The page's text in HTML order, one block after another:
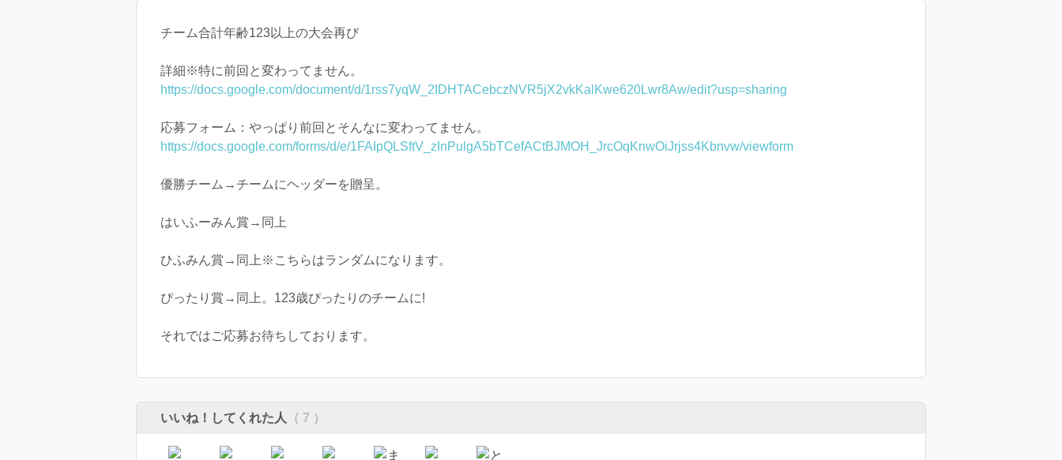
チーム合計年齢123以上の大会再び
詳細※特に前回と変わってません。
https://docs.google.com/document/d/1rss7yqW_2IDHTACebczNVR5jX2vkKalKwe620Lwr8Aw/edit?usp=sharing
応募フォーム：やっぱり前回とそんなに変わってません。
https://docs.google.com/forms/d/e/1FAIpQLSftV_zInPulgA5bTCefACtBJMOH_JrcOqKnwOiJrjss4Kbnvw/viewform
優勝チーム→チームにヘッダーを贈呈。
はいふーみん賞→同上
ひふみん賞→同上※こちらはランダムになります。
ぴったり賞→同上。123歳ぴったりのチームに!
それではご応募お待ちしております。
いいね！してくれた人 （ 7 ）